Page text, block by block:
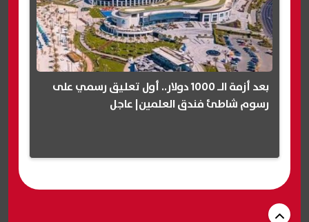
بعد أزمة الـ 1000 دولار.. أول تعليق رسمي على
رسوم شاطئ فندق العلمين| عاجل